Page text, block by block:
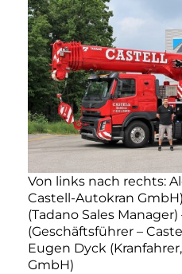
Von links nach rechts:
Castell-Autokran
(Tadano Sales
(Geschäftsführer –
Eugen Dyck
GmbH)